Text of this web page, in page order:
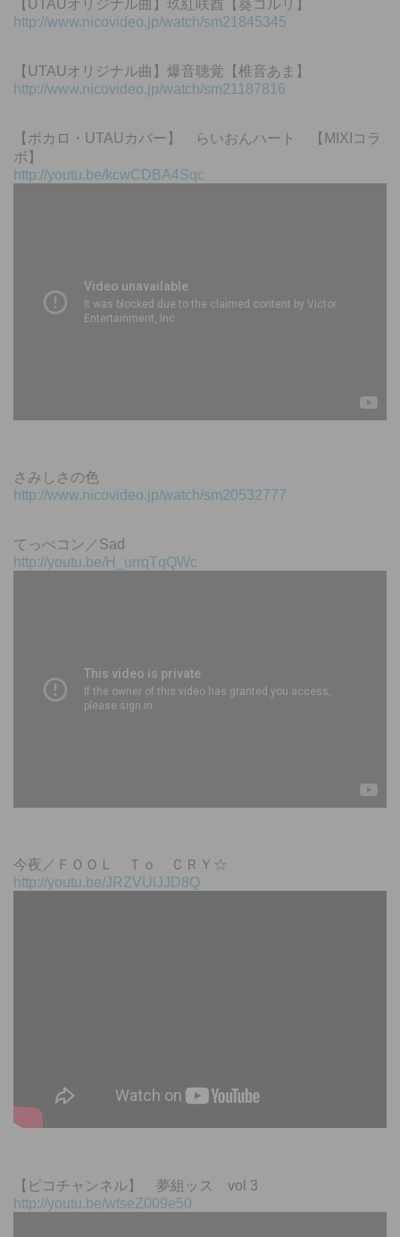
【UTAUオリジナル曲】玖紅咲酋【葵コルリ】
http://www.nicovideo.jp/watch/sm21845345
【UTAUオリジナル曲】爆音聴覚【椎音あま】
http://www.nicovideo.jp/watch/sm21187816
【ボカロ・UTAUカバー】 らいおんハート 【MIXIコラ
ボ】
http://youtu.be/kcwCDBA4Sqc
さみしさの色
http://www.nicovideo.jp/watch/sm20532777
てっぺコン／Sad
http://youtu.be/H_urrqTqQWc
今夜／ＦＯＯＬ Ｔｏ ＣＲＹ☆
http://youtu.be/JRZVUlJJD8Q
【ピコチャンネル】 夢組ッス vol 3
http://youtu.be/wfseZ009e50